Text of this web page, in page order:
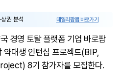
권 분석 데일리팜맵 바로가기
경영 토탈 플랫폼 기업 바로팜
대생 인턴십 프로젝트(BIP,
8기 참가자를 모집한다.